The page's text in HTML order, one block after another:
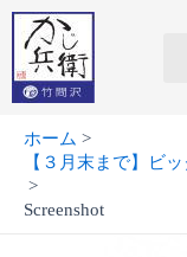
内
を
ホーム
【３月末まで】ビ
Screenshot